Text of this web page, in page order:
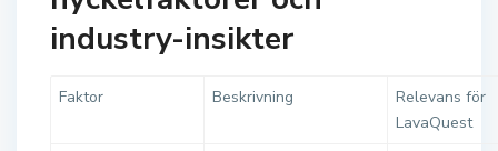
industry-insikter
Faktor Beskrivning
Relevans för
LavaQuest